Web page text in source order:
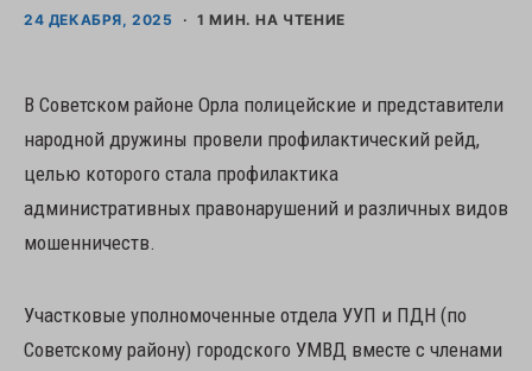
24 ДЕКАБРЯ, 2025 1 МИН. НА ЧТЕНИЕ
В Советском районе Орла полицейские и представители
народной дружины провели профилактический рейд,
целью которого стала профилактика
административных правонарушений и различных видов
мошенничеств.
Участковые уполномоченные отдела УУП и ПДН (по
Советскому району) городского УМВД вместе с членами